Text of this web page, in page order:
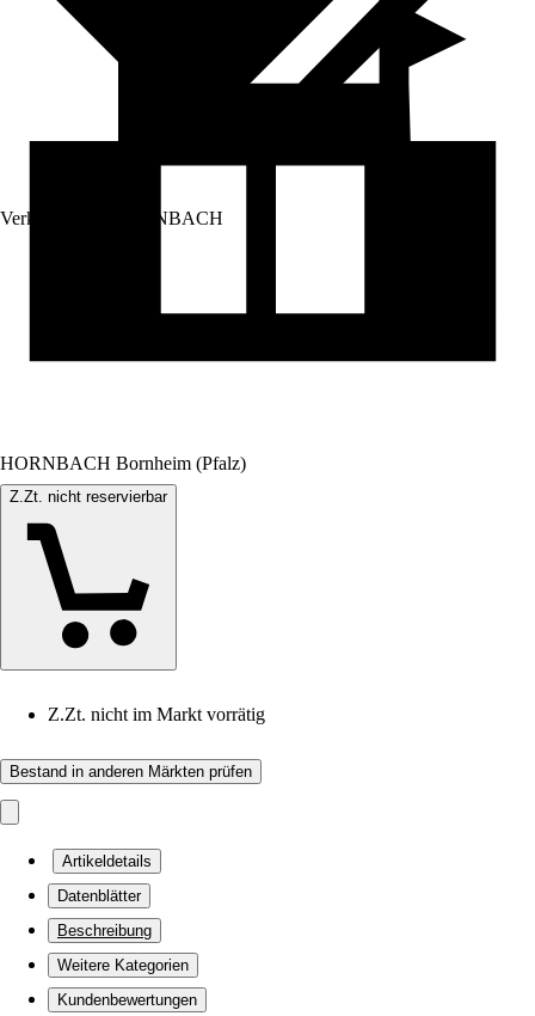
Verkauf durch: HORNBACH
HORNBACH Bornheim (Pfalz)
Z.Zt. nicht reservierbar
Z.Zt. nicht im Markt vorrätig
Bestand in anderen Märkten prüfen
Artikeldetails
Datenblätter
Beschreibung
Weitere Kategorien
Kundenbewertungen